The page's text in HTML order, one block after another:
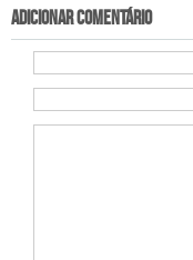
Adicionar comentário